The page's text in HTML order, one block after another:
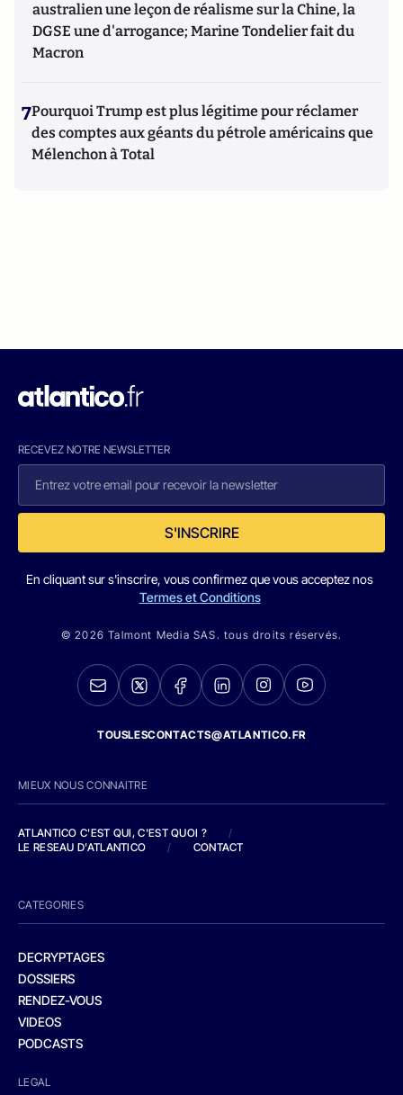
australien une leçon de réalisme sur la Chine, la
DGSE une d'arrogance; Marine Tondelier fait du
Macron
7Pourquoi Trump est plus légitime pour réclamer
des comptes aux géants du pétrole américains que
Mélenchon à Total
RECEVEZ NOTRE NEWSLETTER
S'INSCRIRE
En cliquant sur s'inscrire, vous confirmez que vous acceptez nos
Termes et Conditions
© 2026 Talmont Media SAS. tous droits réservés.
TOUSLESCONTACTS@ATLANTICO.FR
MIEUX NOUS CONNAITRE
ATLANTICO C'EST QUI, C'EST QUOI ?
/
LE RESEAU D'ATLANTICO
/ CONTACT
CATEGORIES
DECRYPTAGES
DOSSIERS
RENDEZ-VOUS
VIDEOS
PODCASTS
LEGAL